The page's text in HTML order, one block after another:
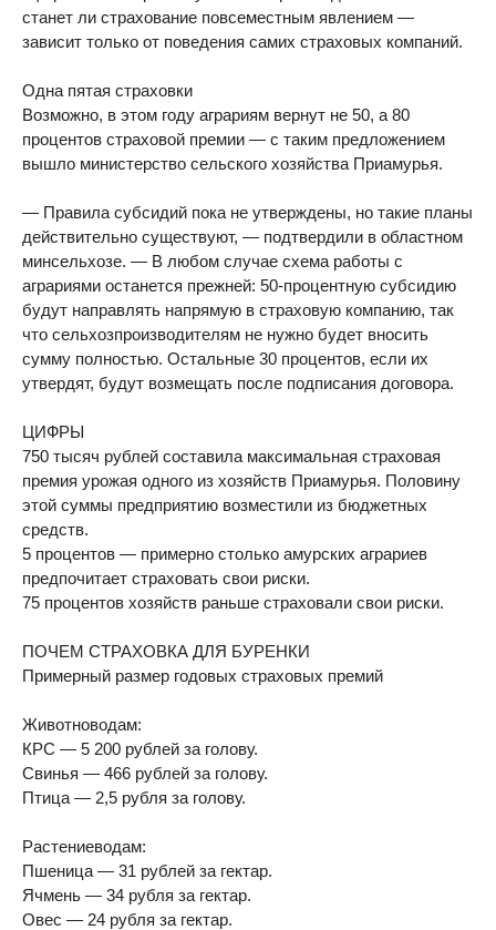
станет ли страхование повсеместным явлением —
зависит только от поведения самих страховых компаний.
Одна пятая страховки
Возможно, в этом году аграриям вернут не 50, а 80
процентов страховой премии — с таким предложением
вышло министерство сельского хозяйства Приамурья.
— Правила субсидий пока не утверждены, но такие планы
действительно существуют, — подтвердили в областном
минсельхозе. — В любом случае схема работы с
аграриями останется прежней: 50-процентную субсидию
будут направлять напрямую в страховую компанию, так
что сельхозпроизводителям не нужно будет вносить
сумму полностью. Остальные 30 процентов, если их
утвердят, будут возмещать после подписания договора.
ЦИФРЫ
750 тысяч рублей составила максимальная страховая
премия урожая одного из хозяйств Приамурья. Половину
этой суммы предприятию возместили из бюджетных
средств.
5 процентов — примерно столько амурских аграриев
предпочитает страховать свои риски.
75 процентов хозяйств раньше страховали свои риски.
ПОЧЕМ СТРАХОВКА ДЛЯ БУРЕНКИ
Примерный размер годовых страховых премий
Животноводам:
КРС — 5 200 рублей за голову.
Свинья — 466 рублей за голову.
Птица — 2,5 рубля за голову.
Растениеводам:
Пшеница — 31 рублей за гектар.
Ячмень — 34 рубля за гектар.
Овес — 24 рубля за гектар.